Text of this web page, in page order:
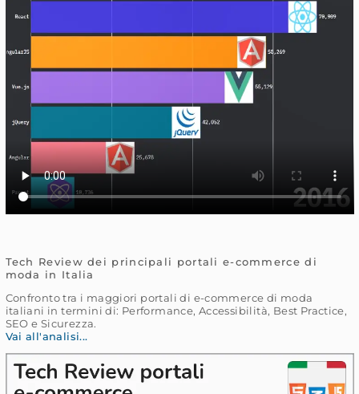
Tech Review dei principali portali e-commerce di
moda in Italia
Confronto tra i maggiori portali di e-commerce di moda
italiani in termini di: Performance, Accessibilità, Best Practice,
SEO e Sicurezza.
Vai all'analisi...